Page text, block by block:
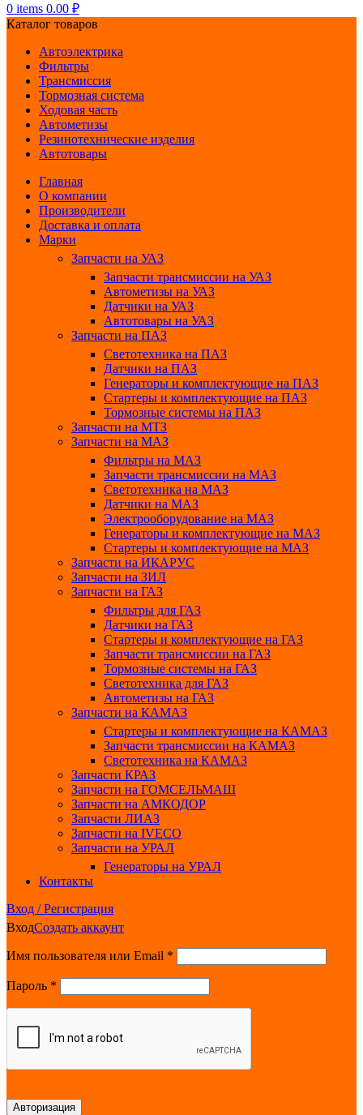
0 items 0.00 ₽
Каталог товаров
Автоэлектрика
Фильтры
Трансмиссия
Тормозная система
Ходовая часть
Автометизы
Резинотехнические изделия
Автотовары
Главная
О компании
Производители
Доставка и оплата
Марки
Запчасти на УАЗ
Запчасти трансмиссии на УАЗ
Автометизы на УАЗ
Датчики на УАЗ
Автотовары на УАЗ
Запчасти на ПАЗ
Светотехника на ПАЗ
Датчики на ПАЗ
Генераторы и комплектующие на ПАЗ
Стартеры и комплектующие на ПАЗ
Тормозные системы на ПАЗ
Запчасти на МТЗ
Запчасти на МАЗ
Фильтры на МАЗ
Запчасти трансмиссии на МАЗ
Светотехника на МАЗ
Датчики на МАЗ
Электрооборудование на МАЗ
Генераторы и комплектующие на МАЗ
Стартеры и комплектующие на МАЗ
Запчасти на ИКАРУС
Запчасти на ЗИЛ
Запчасти на ГАЗ
Фильтры для ГАЗ
Датчики на ГАЗ
Стартеры и комплектующие на ГАЗ
Запчасти трансмиссии на ГАЗ
Тормозные системы на ГАЗ
Светотехника для ГАЗ
Автометизы на ГАЗ
Запчасти на КАМАЗ
Стартеры и комплектующие на КАМАЗ
Запчасти трансмиссии на КАМАЗ
Светотехника на КАМАЗ
Запчасти КРАЗ
Запчасти на ГОМСЕЛЬМАШ
Запчасти на АМКОДОР
Запчасти ЛИАЗ
Запчасти на IVECO
Запчасти на УРАЛ
Генераторы на УРАЛ
Контакты
Вход / Регистрация
ВходСоздать аккаунт
Имя пользователя или Email *
Пароль *
Авторизация